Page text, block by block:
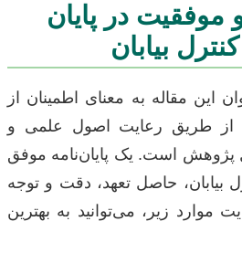
در پایان
بیابان
این مقاله به معنای اطمینان از
از طریق رعایت اصول علمی و
پژوهش است. یک پایان‌نامه موفق
بیابان، حاصل تعهد، دقت و توجه
موارد زیر، می‌توانید به بهترین